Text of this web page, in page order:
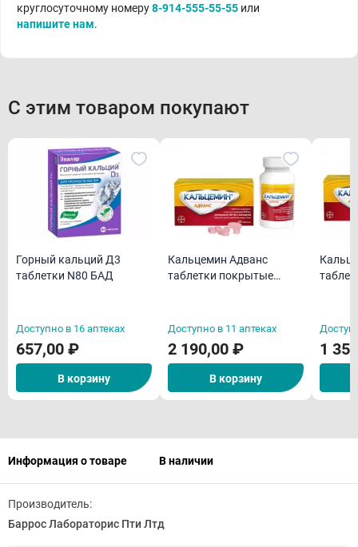
круглосуточному номеру8-914-555-55-55 или
напишите нам.
С этим товаром покупают
Горный кальций Д3
таблетки N80 БАД
Доступно в 16 аптеках
657,00 ₽
В корзину
Кальцемин Адванс
таблетки покрытые
Доступно в 11 аптеках
2 190,00 ₽
В корзину
1
Информация о товаре В наличии
Производитель:
Баррос Лабораторис Пти Лтд